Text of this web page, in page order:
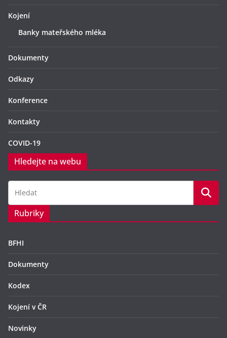
Kojení
Banky mateřského mléka
Dokumenty
Odkazy
Konference
Kontakty
COVID-19
Hledejte na webu
Rubriky
BFHI
Dokumenty
Kodex
Kojení v ČR
Novinky